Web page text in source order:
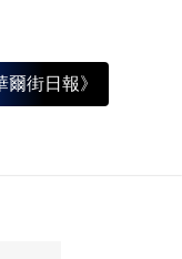
爾街日報》